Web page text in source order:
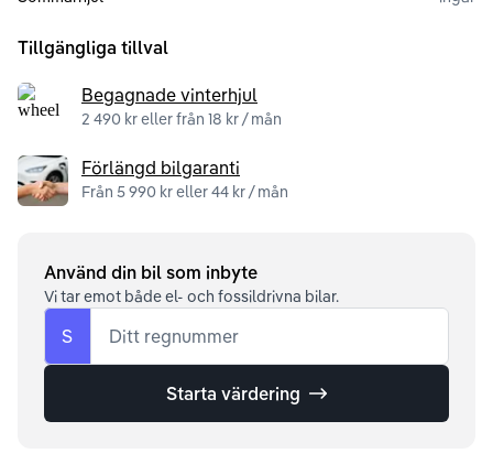
Tillgängliga tillval
Begagnade vinterhjul
2 490 kr eller från 18 kr / mån
Förlängd bilgaranti
Från 5 990 kr eller 44 kr / mån
Använd din bil som inbyte
Vi tar emot både el- och fossildrivna bilar.
S Ditt regnummer
Starta värdering